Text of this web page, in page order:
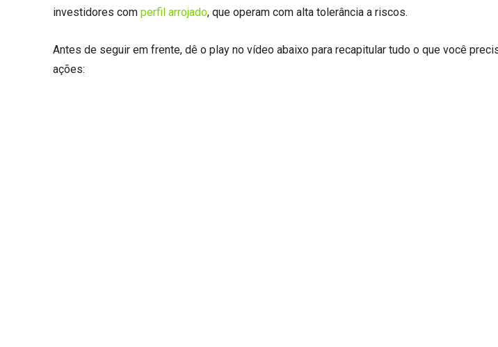
investidores com perfil arrojado, que operam com alta tolerância a riscos.
Antes de seguir em frente, dê o play no vídeo abaixo para recapitular tudo o que você
ações: